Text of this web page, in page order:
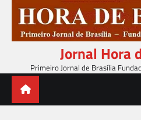
content
Jornal Hora
Primeiro Jornal de Brasília